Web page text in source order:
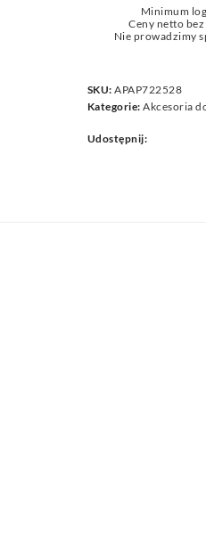
Minimum
Ceny netto
Nie prowadzimy
SKU:APAP722528
Kategorie:Akcesoria
Udostępnij: